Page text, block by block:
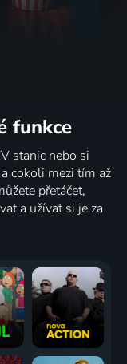
funkce
stanic nebo si
cokoli mezi tím až
přetáčet,
a užívat si je za